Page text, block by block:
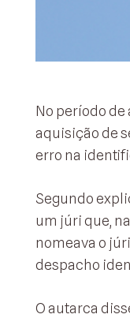
No período
aquisição de
erro na
Segundo
um júri que,
nomeava o
despacho
O autarca